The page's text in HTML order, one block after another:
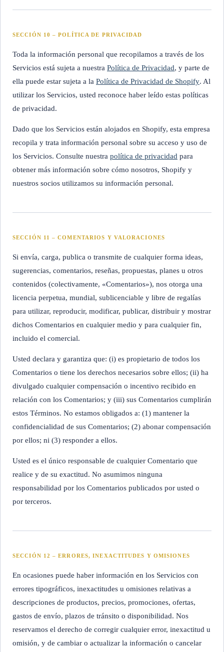
SECCIÓN 10 – POLÍTICA DE PRIVACIDAD
Toda la información personal que recopilamos a través de los
Servicios está sujeta a nuestra Política de Privacidad, y parte de
ella puede estar sujeta a la Política de Privacidad de Shopify. Al
utilizar los Servicios, usted reconoce haber leído estas políticas
de privacidad.
Dado que los Servicios están alojados en Shopify, esta empresa
recopila y trata información personal sobre su acceso y uso de
los Servicios. Consulte nuestra política de privacidad para
obtener más información sobre cómo nosotros, Shopify y
nuestros socios utilizamos su información personal.
SECCIÓN 11 – COMENTARIOS Y VALORACIONES
Si envía, carga, publica o transmite de cualquier forma ideas,
sugerencias, comentarios, reseñas, propuestas, planes u otros
contenidos (colectivamente, «Comentarios»), nos otorga una
licencia perpetua, mundial, sublicenciable y libre de regalías
para utilizar, reproducir, modificar, publicar, distribuir y mostrar
dichos Comentarios en cualquier medio y para cualquier fin,
incluido el comercial.
Usted declara y garantiza que: (i) es propietario de todos los
Comentarios o tiene los derechos necesarios sobre ellos; (ii) ha
divulgado cualquier compensación o incentivo recibido en
relación con los Comentarios; y (iii) sus Comentarios cumplirán
estos Términos. No estamos obligados a: (1) mantener la
confidencialidad de sus Comentarios; (2) abonar compensación
por ellos; ni (3) responder a ellos.
Usted es el único responsable de cualquier Comentario que
realice y de su exactitud. No asumimos ninguna
responsabilidad por los Comentarios publicados por usted o
por terceros.
SECCIÓN 12 – ERRORES, INEXACTITUDES Y OMISIONES
En ocasiones puede haber información en los Servicios con
errores tipográficos, inexactitudes u omisiones relativas a
descripciones de productos, precios, promociones, ofertas,
gastos de envío, plazos de tránsito o disponibilidad. Nos
reservamos el derecho de corregir cualquier error, inexactitud u
omisión, y de cambiar o actualizar la información o cancelar